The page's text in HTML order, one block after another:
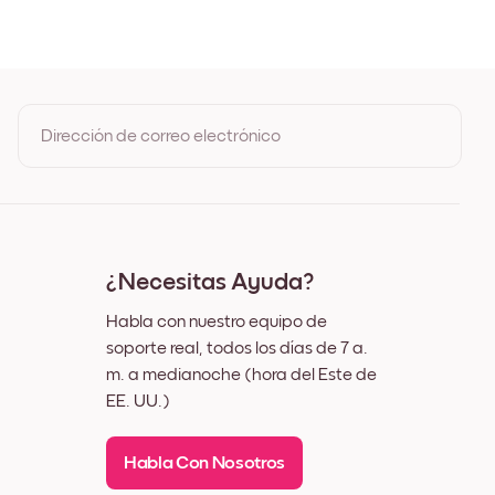
Dirección de correo electrónico
¿Necesitas Ayuda?
Habla con nuestro equipo de
soporte real, todos los días de 7 a.
m. a medianoche (hora del Este de
EE. UU.)
Habla Con Nosotros